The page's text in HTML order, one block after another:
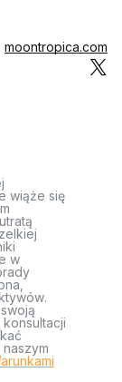
moontropica.com
wiąże się
w